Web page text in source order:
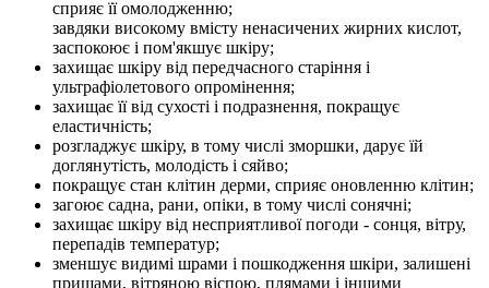
сприяє її омолодженню;
завдяки високому вмісту ненасичених жирних кислот,
заспокоює і пом'якшує шкіру;
захищає шкіру від передчасного старіння і
ультрафіолетового опромінення;
захищає її від сухості і подразнення, покращує
еластичність;
розгладжує шкіру, в тому числі зморшки, дарує їй
доглянутість, молодість і сяйво;
покращує стан клітин дерми, сприяє оновленню клітин;
загоює садна, рани, опіки, в тому числі сонячні;
захищає шкіру від несприятливої погоди - сонця, вітру,
перепадів температур;
зменшує видимі шрами і пошкодження шкіри, залишені
прищами, вітряною віспою, плямами і іншими